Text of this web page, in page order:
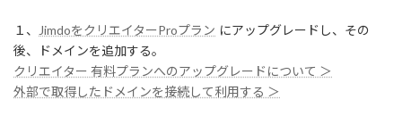
１、 JimdoをクリエイターProプラン にアップグレードし、その
後、ドメインを追加する。
クリエイター 有料プランへのアップグレードについて ＞
外部で取得したドメインを接続して利用する ＞